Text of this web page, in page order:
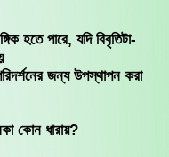
হতে পারে, যদি বিবৃতিটা-
জন্য উপস্থাপন করা
কোন ধারায়?